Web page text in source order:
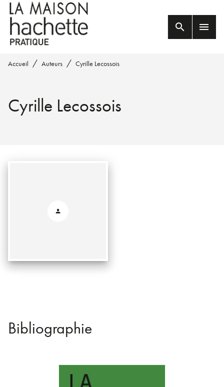
MENU RECHERCHE
PIED DE PAGE
search menu
Accueil / Auteurs / Cyrille Lecossois
Cyrille Lecossois
Bibliographie